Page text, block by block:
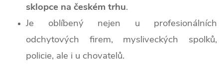
sklopce na českém trhu.
Je oblíbený nejen u profesionálních
odchytových firem, mysliveckých spolků,
policie, ale i u chovatelů.